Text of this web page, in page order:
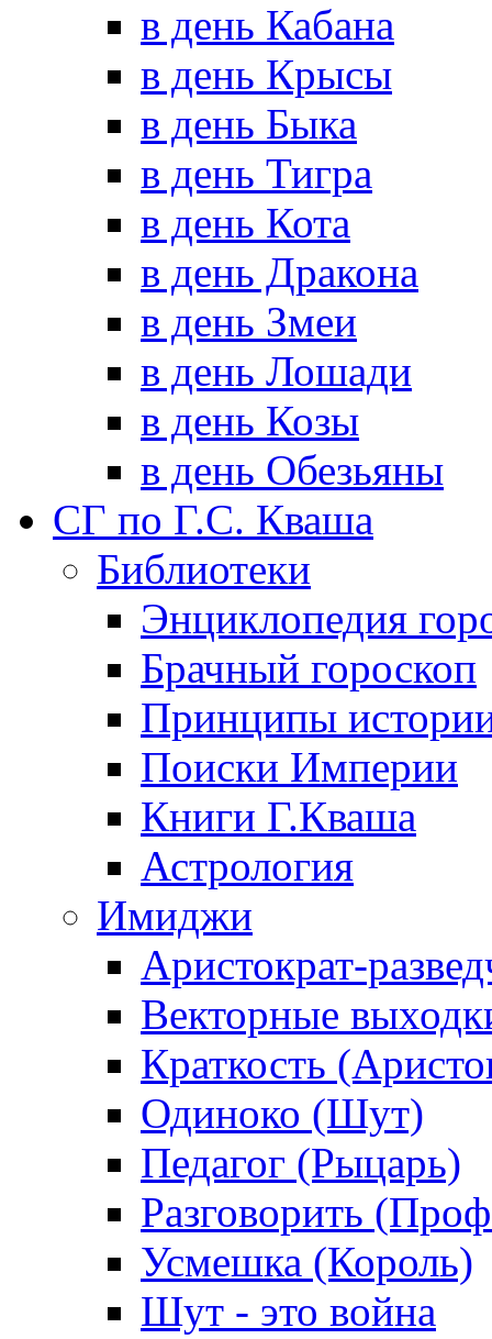
в день Кабана
в день Крысы
в день Быка
в день Тигра
в день Кота
в день Дракона
в день Змеи
в день Лошади
в день Козы
в день Обезьяны
СГ по Г.С. Кваша
Библиотеки
Энциклопедия
Брачный гороскоп
Принципы
Поиски Империи
Книги Г.Кваша
Астрология
Имиджи
Аристократ-
Векторные
Краткость
Одиноко (Шут)
Педагог (Рыцарь)
Разговорить
Усмешка (Король)
Шут - это война